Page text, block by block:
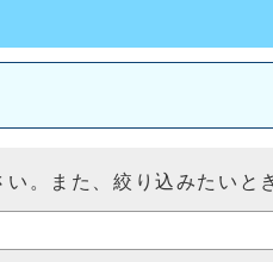
。また、絞り込みたい